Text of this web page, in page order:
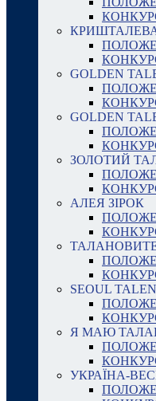
GOLDEN
GOLDEN
ЗОЛОТИЙ
АЛЕЯ ЗІРОК
ТАЛАНОВИТЕ
SEOUL
Я МАЮ
УКРАЇНА-